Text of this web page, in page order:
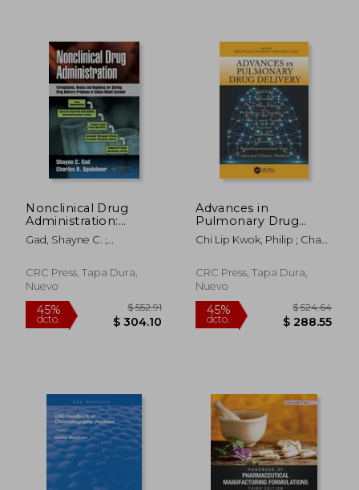
45%
dcto.
45%
dcto.
Nonclinical Drug
Administration:
Formulations, Routes
and Regimens for
Problems in Animal
Model Systems (en
Gad, Shayne C. ;
CRC Press, Tapa Dura,
Nuevo
Advances in
Pulmonary Drug
Delivery (en Inglés)
Chi Lip Kwok, Philip ; Chan,
CRC Press, Tapa Dura,
Nuevo